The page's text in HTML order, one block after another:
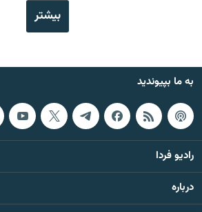
بیشتر
به ما بپیوندید
رادیو فردا
درباره